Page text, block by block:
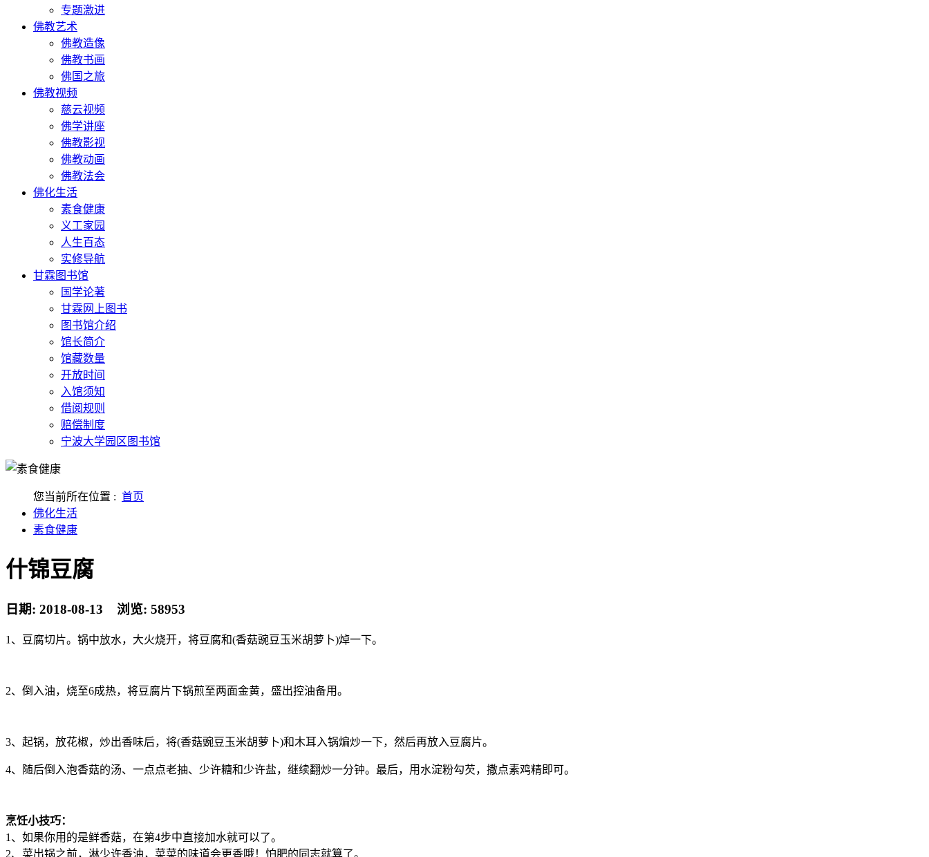
专题激进
佛教艺术
佛教造像
佛教书画
佛国之旅
佛教视频
慈云视频
佛学讲座
佛教影视
佛教动画
佛教法会
佛化生活
素食健康
义工家园
人生百态
实修导航
甘霖图书馆
国学论著
甘霖网上图书
图书馆介绍
馆长简介
馆藏数量
开放时间
入馆须知
借阅规则
赔偿制度
宁波大学园区图书馆
您当前所在位置 : 首页
佛化生活
素食健康
什锦豆腐
日期: 2018-08-13 浏览: 58953
1、豆腐切片。锅中放水，大火烧开，将豆腐和(香菇豌豆玉米胡萝卜)焯一下。
2、倒入油，烧至6成热，将豆腐片下锅煎至两面金黄，盛出控油备用。
3、起锅，放花椒，炒出香味后，将(香菇豌豆玉米胡萝卜)和木耳入锅煸炒一下，然后再放入豆腐片。
4、随后倒入泡香菇的汤、一点点老抽、少许糖和少许盐，继续翻炒一分钟。最后，用水淀粉勾芡，撒点素鸡精即可。
烹饪小技巧：
1、如果你用的是鲜香菇，在第4步中直接加水就可以了。
2、菜出锅之前，淋少许香油，菜菜的味道会更香哦！怕肥的同志就算了。